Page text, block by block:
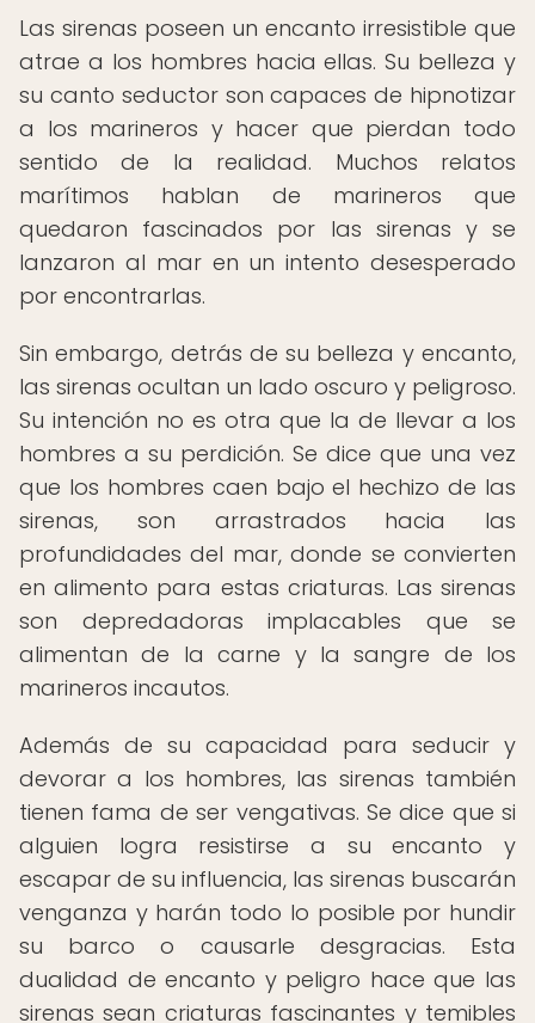
Las sirenas poseen un encanto irresistible que
atrae a los hombres hacia ellas. Su belleza y
su canto seductor son capaces de hipnotizar
a los marineros y hacer que pierdan todo
sentido de la realidad. Muchos relatos
marítimos hablan de marineros que
quedaron fascinados por las sirenas y se
lanzaron al mar en un intento desesperado
por encontrarlas.
Sin embargo, detrás de su belleza y encanto,
las sirenas ocultan un lado oscuro y peligroso.
Su intención no es otra que la de llevar a los
hombres a su perdición. Se dice que una vez
que los hombres caen bajo el hechizo de las
sirenas, son arrastrados hacia las
profundidades del mar, donde se convierten
en alimento para estas criaturas. Las sirenas
son depredadoras implacables que se
alimentan de la carne y la sangre de los
marineros incautos.
Además de su capacidad para seducir y
devorar a los hombres, las sirenas también
tienen fama de ser vengativas. Se dice que si
alguien logra resistirse a su encanto y
escapar de su influencia, las sirenas buscarán
venganza y harán todo lo posible por hundir
su barco o causarle desgracias. Esta
dualidad de encanto y peligro hace que las
sirenas sean criaturas fascinantes y temibles